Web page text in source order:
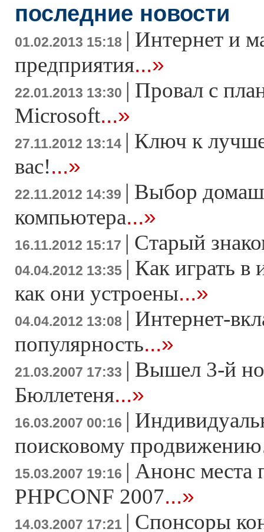
последние новости
01.02.2013 15:18 | Интернет и
предприятия...»
22.01.2013 13:30 | Провал с
Microsoft...»
27.11.2012 13:14 | Ключ к
вас!...»
22.11.2012 14:39 | Выбор
компьютера...»
16.11.2012 15:17 | Старый
04.04.2012 13:35 | Как играть в
как они устроены...»
04.04.2012 13:08 | Интернет-
популярность...»
21.03.2007 17:33 | Вышел 3-й
Бюллетеня...»
16.03.2007 00:16 |
поисковому продвижению
15.03.2007 19:16 | Анонс места
PHPCONF 2007...»
14.03.2007 17:21 | Спонсоры